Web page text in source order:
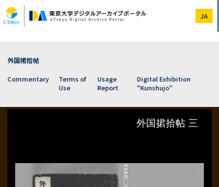
to
main
JA
外国捃拾帖
Commentary
Terms of
Use
Usage
Report
Digital Exhibition
"Kunshujo"